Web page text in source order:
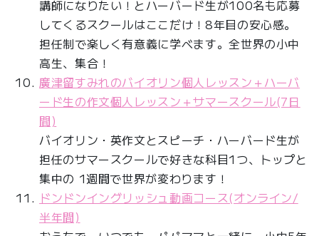
講師になりたい！とハーバード生が100名も応募
してくるスクールはここだけ！8年目の安心感。
担任制で楽しく有意義に学べます。全世界の小中
高生、集合！
廣津留すみれのバイオリン個人レッスン＋ハーバ
ード生の作文個人レッスン＋サマースクール(7日
間)
バイオリン・英作文とスピーチ・ハーバード生が
担任のサマースクールで好きな科目1つ、トップと
集中の 1週間で世界が変わります！
ドンドンイングリッシュ動画コース(オンライン/
半年間)